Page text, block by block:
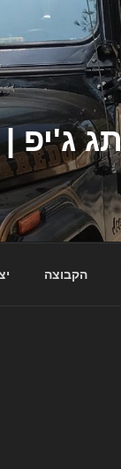
הקבוצה